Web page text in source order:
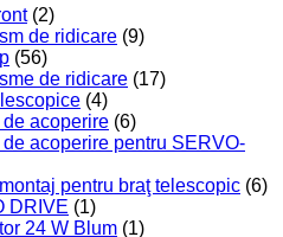
(2)
de ridicare (9)
(56)
de ridicare (17)
(4)
acoperire (6)
acoperire pentru SERVO-
pentru braţ telescopic (6)
DRIVE (1)
24 W Blum (1)